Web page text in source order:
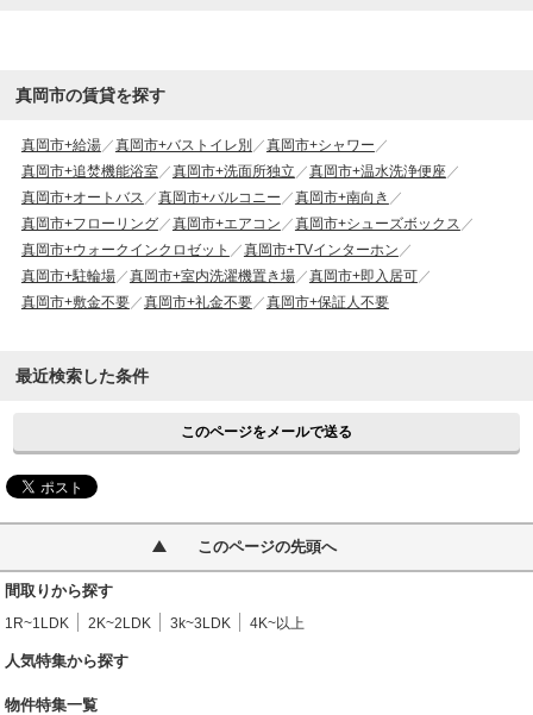
真岡市の賃貸を探す
真岡市+給湯 真岡市+バストイレ別
真岡市+シャワー
真岡市+追焚機能浴室
真岡市+洗面所独立
真岡市+温水洗浄便座
真岡市+オートバス
真岡市+バルコニー
真岡市+南向き
真岡市+フローリング
真岡市+エアコン
真岡市+シューズボックス
真岡市+ウォークインクロゼット
真岡市+TVインターホン
真岡市+駐輪場
真岡市+室内洗濯機置き場
真岡市+即入居可
真岡市+敷金不要
真岡市+礼金不要 真岡市+保証人不要
最近検索した条件
このページをメールで送る
このページの先頭へ
間取りから探す
1R~1LDK 2K~2LDK 3k~3LDK 4K~以上
人気特集から探す
物件特集一覧